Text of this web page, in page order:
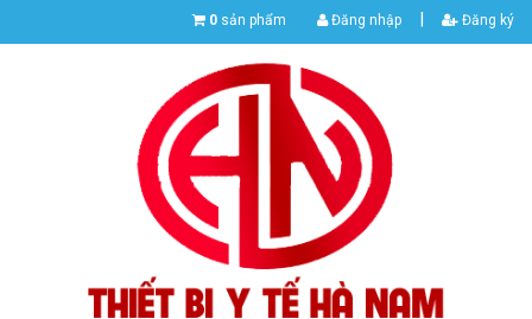
0 sản phẩm Đăng nhập | Đăng ký